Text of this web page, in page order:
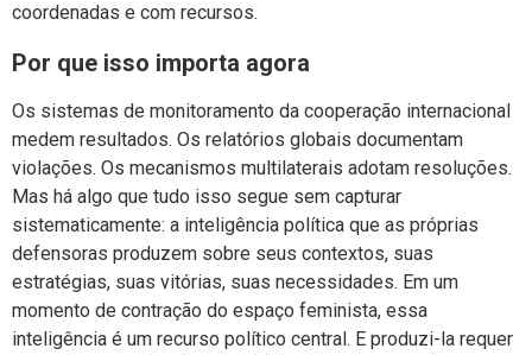
coordenadas e com recursos.
Por que isso importa agora
Os sistemas de monitoramento da cooperação internacional
medem resultados. Os relatórios globais documentam
violações. Os mecanismos multilaterais adotam resoluções.
Mas há algo que tudo isso segue sem capturar
sistematicamente: a inteligência política que as próprias
defensoras produzem sobre seus contextos, suas
estratégias, suas vitórias, suas necessidades. Em um
momento de contração do espaço feminista, essa
inteligência é um recurso político central. E produzi-la requer